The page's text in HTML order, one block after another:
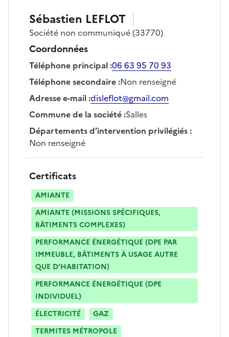
Sébastien LEFLOT
Société non communiqué(33770)
Coordonnées
Téléphone principal:06 63 95 70 93
Téléphone secondaire:Non renseigné
Adresse e-mail:disleflot@gmail.com
Commune de la société:Salles
Départements d’intervention privilégiés:
Non renseigné
Certificats
AMIANTE
AMIANTE (MISSIONS SPÉCIFIQUES,
BÂTIMENTS COMPLEXES)
PERFORMANCE ÉNERGÉTIQUE (DPE PAR
IMMEUBLE, BÂTIMENTS À USAGE AUTRE
QUE D’HABITATION)
PERFORMANCE ÉNERGÉTIQUE (DPE
INDIVIDUEL)
ÉLECTRICITÉ
GAZ
TERMITES MÉTROPOLE